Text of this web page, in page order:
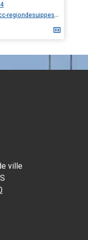
regiondesuippes.com
ville